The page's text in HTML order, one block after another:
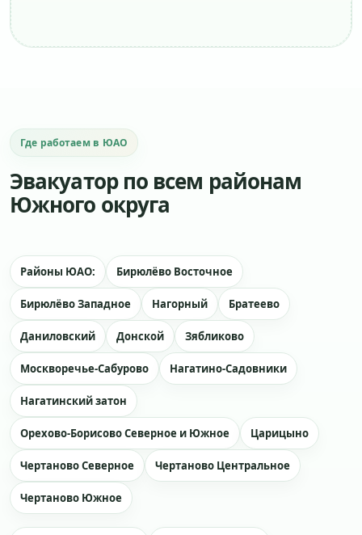
Где работаем в ЮАО
Эвакуатор по всем районам
Южного округа
Районы ЮАО: Бирюлёво Восточное
Бирюлёво Западное Нагорный Братеево
Даниловский Донской Зябликово
Москворечье-Сабурово Нагатино-Садовники
Нагатинский затон
Орехово-Борисово Северное и Южное Царицыно
Чертаново Северное Чертаново Центральное
Чертаново Южное